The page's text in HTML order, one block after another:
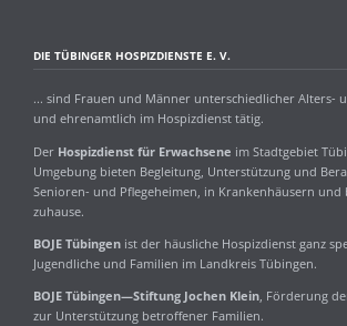
DIE TÜBINGER HOSPIZDIENSTE E. V.
... sind Frauen und Männer unterschiedlicher Alters-
und ehrenamtlich im Hospizdienst tätig.
Der Hospizdienst für Erwachsene im Stadtgebiet
Umgebung bieten Begleitung, Unterstützung und
Senioren- und Pflegeheimen, in Krankenhäusern und
zuhause.
BOJE Tübingenist der häusliche Hospizdienst ganz
Jugendliche und Familien im Landkreis Tübingen.
BOJE Tübingen—Stiftung Jochen Klein, Förderung
zur Unterstützung betroffener Familien.